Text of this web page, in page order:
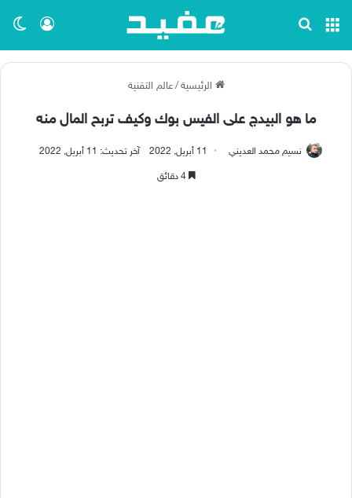
تسجيل القائمة
الرئيسية / عالم التقنية
ما هو البيدج على الفيس بوك وكيف تربح المال منه
نسيم محمد العديني 11 أبريل, 2022 آخر تحديث: 11 أبريل, 2022
4 دقائق